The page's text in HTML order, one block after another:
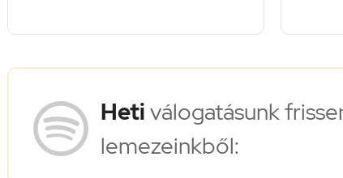
Hetiválogatásunk
lemezeinkből: